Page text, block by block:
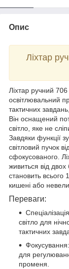
Опис
Ліхтар
Ліхтар ручний
освітлювальний
тактичних
Він оснащений
світло, яке не
Завдяки функції
світловий пучок
сфокусованого.
живиться від
становить
кишені або
Переваги:
світло для
тактичних
для
променя.